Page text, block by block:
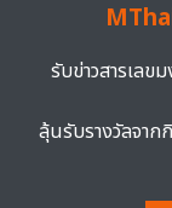
รับข่าวสารเลข
ลุ้นรับรางวัลจาก